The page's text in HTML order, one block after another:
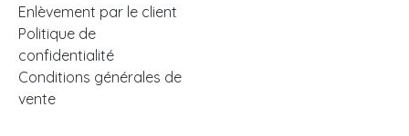
Enlèvement par le client
Politique de
confidentialité
Conditions générales de
vente